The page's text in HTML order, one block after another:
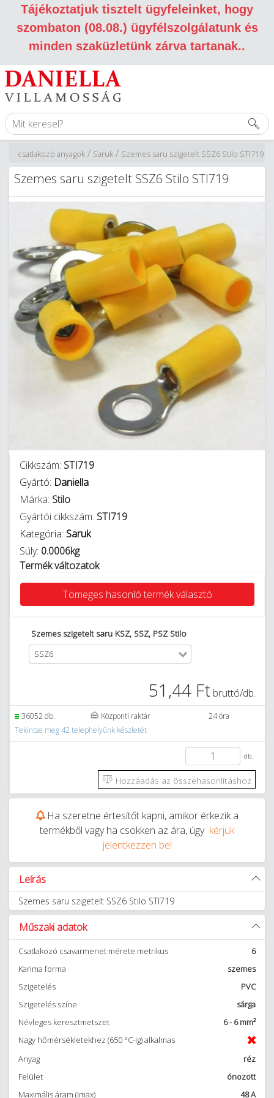
Tájékoztatjuk tisztelt ügyfeleinket, hogy
szombaton (08.08.) ügyfélszolgálatunk és
minden szaküzletünk zárva tartanak..
Szemes saru szigetelt SSZ6 Stilo STI719
/
Saruk
/
és csatlakozó anyagok
Szemes saru szigetelt SSZ6 Stilo STI719
Cikkszám: STI719
Gyártó: Daniella
Márka: Stilo
Gyártói cikkszám: STI719
Kategória: Saruk
Súly: 0.0006kg
Termék változatok
Tömeges hasonló termék választó
Szemes szigetelt saru KSZ, SSZ, PSZ Stilo
SSZ6
51,44 Ft bruttó/db.
36052 db. Központi raktár
24 óra
Tekintse meg 42 telephelyünk készletét
db.
Hozzáadás az összehasonlításhoz
Ha szeretne értesítőt kapni, amikor érkezik a
termékből vagy ha csökken az ára, úgy kérjük
jelentkezzen be!
Leírás
Szemes saru szigetelt SSZ6 Stilo STI719
Műszaki adatok
Csatlakozó csavarmenet mérete metrikus
6
Karima forma
szemes
Szigetelés
PVC
Szigetelés színe
sárga
Névleges keresztmetszet
6 - 6 mm²
Nagy hőmérsékletekhez (650 °C-ig) alkalmas
Anyag
réz
Felület
ónozott
Maximális áram (Imax)
48 A